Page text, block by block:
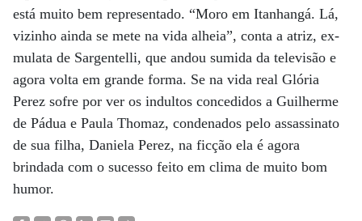
está muito bem representado. “Moro em Itanhangá. Lá,
vizinho ainda se mete na vida alheia”, conta a atriz, ex-
mulata de Sargentelli, que andou sumida da televisão e
agora volta em grande forma. Se na vida real Glória
Perez sofre por ver os indultos concedidos a Guilherme
de Pádua e Paula Thomaz, condenados pelo assassinato
de sua filha, Daniela Perez, na ficção ela é agora
brindada com o sucesso feito em clima de muito bom
humor.